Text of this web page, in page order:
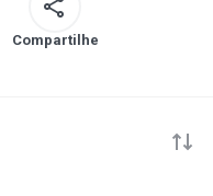
Compartilhe